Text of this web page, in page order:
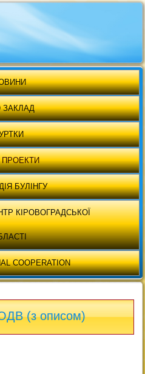
ЗАКЛАД
ПРОЕКТИ
БУЛІНГУ
КІРОВОГРАДСЬКОЇ
COOPERATION
(з описом)